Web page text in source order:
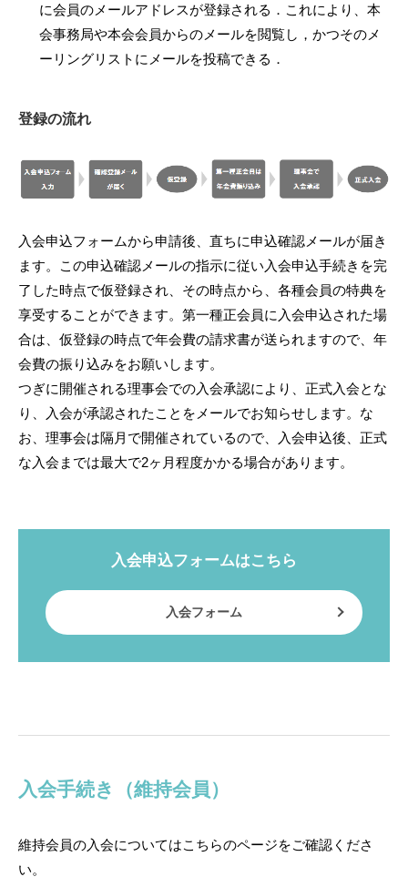
に会員のメールアドレスが登録される．これにより、本
会事務局や本会会員からのメールを閲覧し，かつそのメ
ーリングリストにメールを投稿できる．
登録の流れ
入会申込フォームから申請後、直ちに申込確認メールが届き
ます。この申込確認メールの指示に従い入会申込手続きを完
了した時点で仮登録され、その時点から、各種会員の特典を
享受することができます。第一種正会員に入会申込された場
合は、仮登録の時点で年会費の請求書が送られますので、年
会費の振り込みをお願いします。
つぎに開催される理事会での入会承認により、正式入会とな
り、入会が承認されたことをメールでお知らせします。な
お、理事会は隔月で開催されているので、入会申込後、正式
な入会までは最大で2ヶ月程度かかる場合があります。
入会申込フォームはこちら
入会フォーム
入会手続き（維持会員）
維持会員の入会についてはこちらのページをご確認くださ
い。